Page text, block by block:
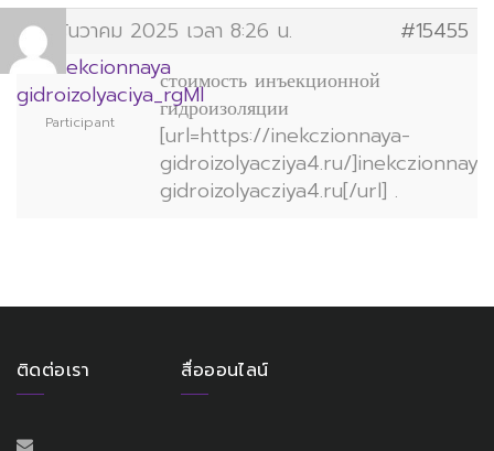
27 ธันวาคม 2025 เวลา 8:26 น.
#15455
inekcionnaya
gidroizolyaciya_rgMl
Participant
стоимость инъекционной
гидроизоляции
[url=https://inekczionnaya-
gidroizolyacziya4.ru/
gidroizolyacziya4.ru[/url] .
ติดต่อเรา สื่อออนไลน์